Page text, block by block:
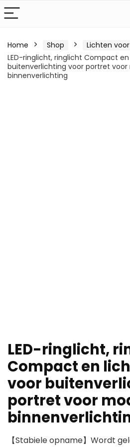
Home Shop
Lichten
LED-ringlicht, ringlicht Compact
buitenverlichting voor portret voor
binnenverlichting
LED-ringlicht,
Compact en
voor
portret voor
【Stabiele opname】Wordt